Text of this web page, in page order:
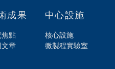
成果
焦點
文章
中心設施
核心設施
微製程實驗室